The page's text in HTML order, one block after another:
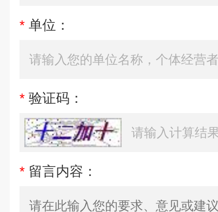
* 单位：
* 验证码：
* 留言内容：